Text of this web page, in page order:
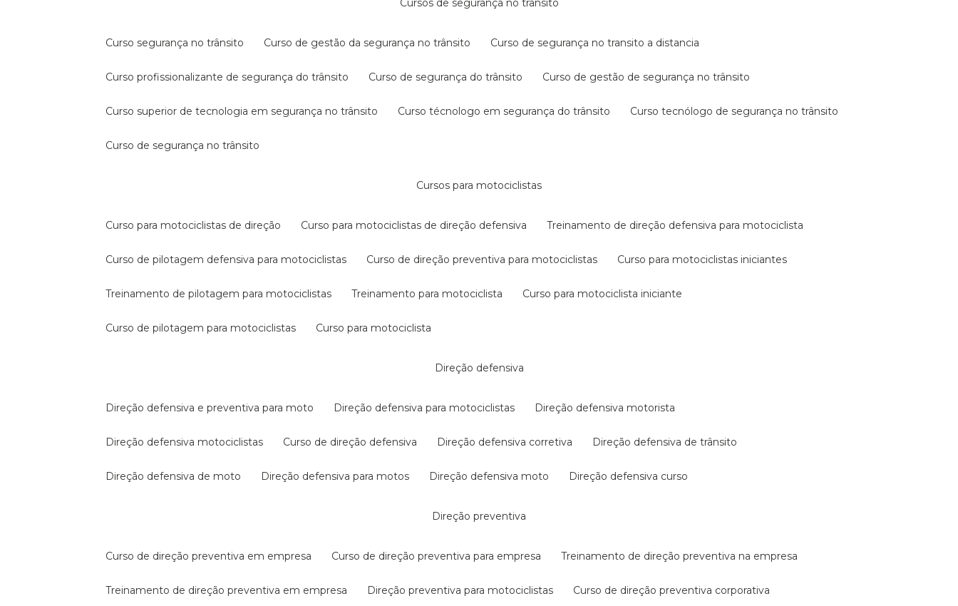
cursos de segurança no trânsito
curso segurança no trânsito curso de gestão da segurança no trânsito curso de segurança no transito a distancia
curso profissionalizante de segurança do trânsito curso de segurança do trânsito curso de gestão de segurança no trânsito
curso superior de tecnologia em segurança no trânsito curso técnologo em segurança do trânsito curso tecnólogo de segurança no trânsito
curso de segurança no trânsito
cursos para motociclistas
curso para motociclistas de direção curso para motociclistas de direção defensiva treinamento de direção defensiva para motociclista
curso de pilotagem defensiva para motociclistas curso de direção preventiva para motociclistas curso para motociclistas iniciantes
treinamento de pilotagem para motociclistas treinamento para motociclista curso para motociclista iniciante
curso de pilotagem para motociclistas curso para motociclista
direção defensiva
direção defensiva e preventiva para moto direção defensiva para motociclistas direção defensiva motorista
direção defensiva motociclistas curso de direção defensiva direção defensiva corretiva direção defensiva de trânsito
direção defensiva de moto direção defensiva para motos direção defensiva moto direção defensiva curso
direção preventiva
curso de direção preventiva em empresa curso de direção preventiva para empresa treinamento de direção preventiva na empresa
treinamento de direção preventiva em empresa direção preventiva para motociclistas curso de direção preventiva corporativa